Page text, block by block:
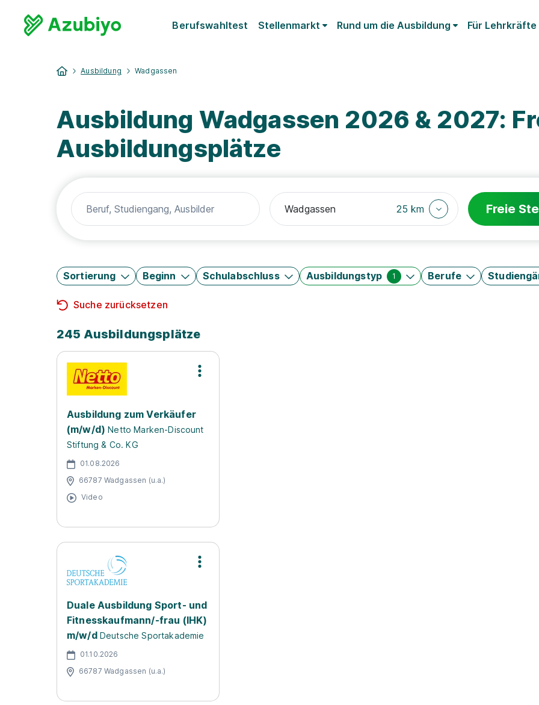
Berufswahltest Stellenmarkt Rund um die Ausbildung Für Lehrkräfte
Ausbildung Wadgassen
Ausbildung Wadgassen 2026 & 2027:
Ausbildungsplätze
25 km Freie
Sortierung Beginn Schulabschluss Ausbildungstyp 1 Berufe
Suche zurücksetzen
245 Ausbildungsplätze
Ausbildung zum Verkäufer
(m/w/d) Netto Marken-Discount
Stiftung & Co. KG
01.08.2026
66787 Wadgassen (u.a.)
Video
Duale Ausbildung Sport- und
Fitnesskaufmann/-frau (IHK)
m/w/d Deutsche Sportakademie
01.10.2026
66787 Wadgassen (u.a.)